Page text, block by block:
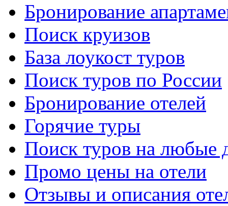
Бронирование
Поиск круизов
База лоукост туров
Поиск туров по России
Бронирование отелей
Горячие туры
Поиск туров на любые
Промо цены на отели
Отзывы и описания